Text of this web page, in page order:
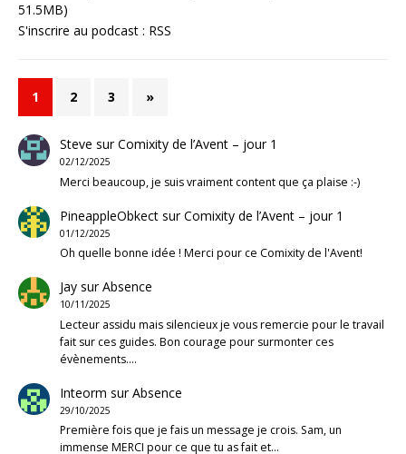
51.5MB)
S'inscrire au podcast : RSS
1 2 3 »
Steve surComixity de l’Avent – jour 1
02/12/2025
Merci beaucoup, je suis vraiment content que ça plaise :-)
PineappleObkectsurComixity de l’Avent – jour 1
01/12/2025
Oh quelle bonne idée ! Merci pour ce Comixity de l'Avent!
JaysurAbsence
10/11/2025
Lecteur assidu mais silencieux je vous remercie pour le travail
fait sur ces guides. Bon courage pour surmonter ces
évènements.…
Inteorm surAbsence
29/10/2025
Première fois que je fais un message je crois. Sam, un
immense MERCI pour ce que tu as fait et…